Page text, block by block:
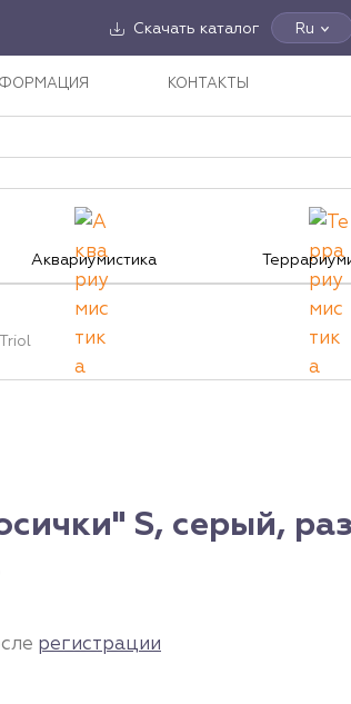
Скачать каталог Ru
КОНТАКТЫ
Аквариумистика
S, серый,
регистрации